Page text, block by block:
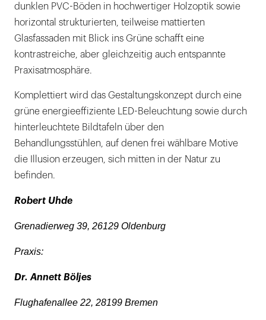
dunklen PVC-Böden in hochwertiger Holzoptik sowie
horizontal strukturierten, teilweise mattierten
Glasfassaden mit Blick ins Grüne schafft eine
kontrastreiche, aber gleichzeitig auch entspannte
Praxisatmosphäre.
Komplettiert wird das Gestaltungskonzept durch eine
grüne energieeffiziente LED-Beleuchtung sowie durch
hinterleuchtete Bildtafeln über den
Behandlungsstühlen, auf denen frei wählbare Motive
die Illusion erzeugen, sich mitten in der Natur zu
befinden.
Robert Uhde
Grenadierweg 39, 26129 Oldenburg
Praxis:
Dr. Annett Böljes
Flughafenallee 22, 28199 Bremen